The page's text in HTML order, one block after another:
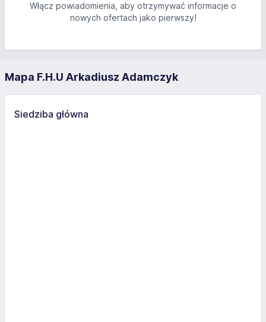
Włącz powiadomienia, aby otrzymywać informacje o
nowych ofertach jako pierwszy!
Mapa F.H.U Arkadiusz Adamczyk
Siedziba główna